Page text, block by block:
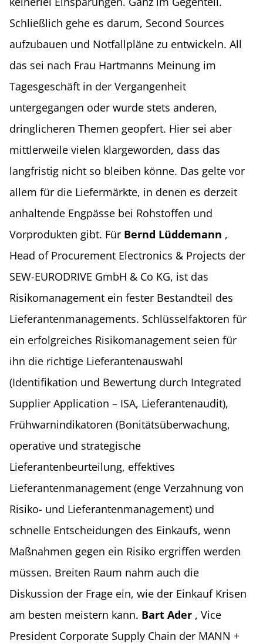
Schließlich gehe es darum, Second Sources
aufzubauen und Notfallpläne zu entwickeln. All
das sei nach Frau Hartmanns Meinung im
Tagesgeschäft in der Vergangenheit
untergegangen oder wurde stets anderen,
dringlicheren Themen geopfert. Hier sei aber
mittlerweile vielen klargeworden, dass das
langfristig nicht so bleiben könne. Das gelte vor
allem für die Liefermärkte, in denen es derzeit
anhaltende Engpässe bei Rohstoffen und
Vorprodukten gibt. Für Bernd Lüddemann ,
Head of Procurement Electronics & Projects der
SEW-EURODRIVE GmbH & Co KG, ist das
Risikomanagement ein fester Bestandteil des
Lieferantenmanagements. Schlüsselfaktoren für
ein erfolgreiches Risikomanagement seien für
ihn die richtige Lieferantenauswahl
(Identifikation und Bewertung durch Integrated
Supplier Application – ISA, Lieferantenaudit),
Frühwarnindikatoren (Bonitätsüberwachung,
operative und strategische
Lieferantenbeurteilung, effektives
Lieferantenmanagement (enge Verzahnung von
Risiko- und Lieferantenmanagement) und
schnelle Entscheidungen des Einkaufs, wenn
Maßnahmen gegen ein Risiko ergriffen werden
müssen. Breiten Raum nahm auch die
Diskussion der Frage ein, wie der Einkauf Krisen
am besten meistern kann. Bart Ader , Vice
President Corporate Supply Chain der MANN +